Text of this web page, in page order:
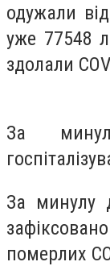
одужали
уже 77548
здолали
За
За минулу
померлих